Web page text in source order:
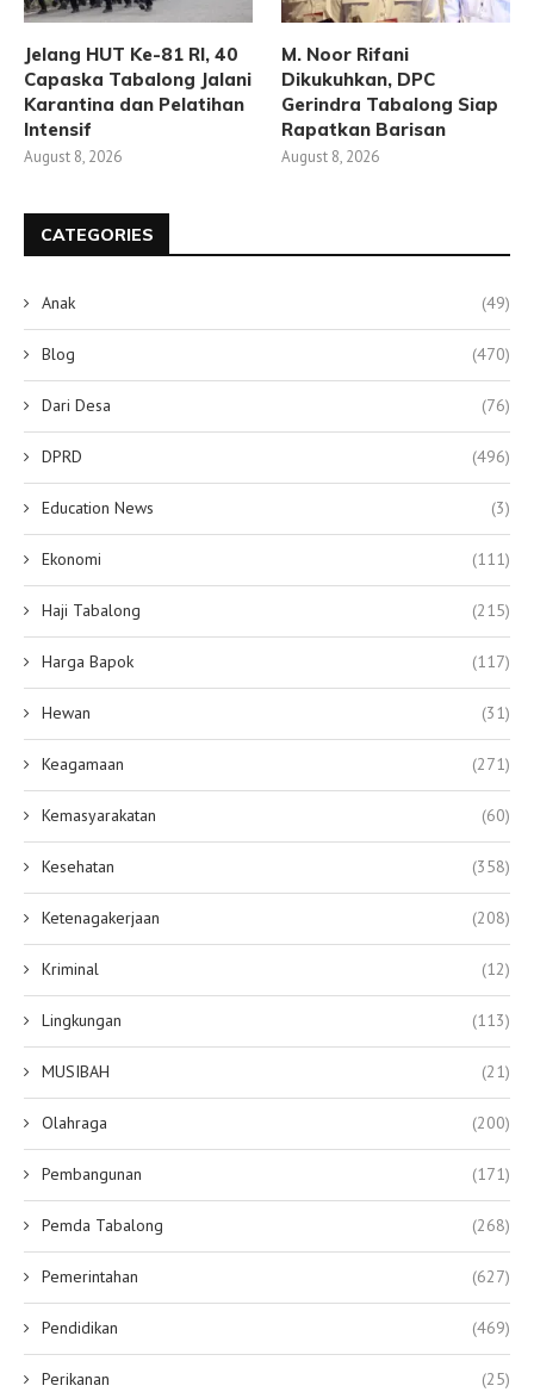
Jelang HUT Ke-81 RI, 40
Capaska Tabalong Jalani
Karantina dan Pelatihan
Intensif
August 8, 2026
M. Noor Rifani
Dikukuhkan, DPC
Gerindra Tabalong Siap
Rapatkan Barisan
August 8, 2026
CATEGORIES
Anak (49)
Blog (470)
Dari Desa (76)
DPRD (496)
Education News (3)
Ekonomi (111)
Haji Tabalong (215)
Harga Bapok (117)
Hewan (31)
Keagamaan (271)
Kemasyarakatan (60)
Kesehatan (358)
Ketenagakerjaan (208)
Kriminal (12)
Lingkungan (113)
MUSIBAH (21)
Olahraga (200)
Pembangunan (171)
Pemda Tabalong (268)
Pemerintahan (627)
Pendidikan (469)
Perikanan (25)